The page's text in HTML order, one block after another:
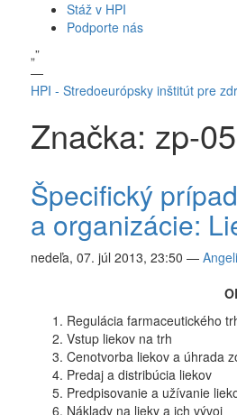
Stáž v HPI
Podporte nás
„”
—
HPI - Stredoeurópsky inštitút pre
Značka: zp-
Špecifický
a organizácie:
nedeľa, 07. júl 2013, 23:50 —
Regulácia farmaceutického
Vstup liekov na trh
Cenotvorba liekov a úhrada
Predaj a distribúcia liekov
Predpisovanie a užívanie
Náklady na lieky a ich vývoj